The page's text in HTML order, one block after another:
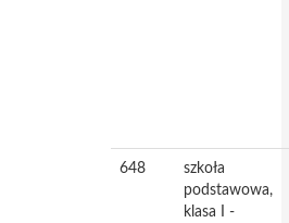
648
szkoła
podstawowa,
klasa I -